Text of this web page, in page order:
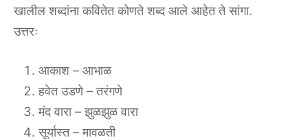
खालील शब्दांना कवितेत कोणते शब्द आले आहेत ते सांगा.
उत्तरः
आकाश – आभाळ
हवेत उडणे – तरंगणे
मंद वारा – झुळझुळ वारा
सूर्यास्त – मावळती